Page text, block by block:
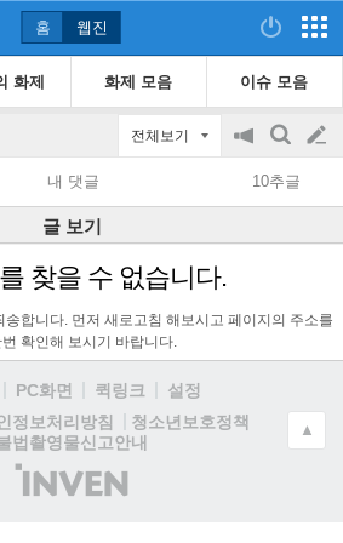
홈 웹진
화제 화제 모음 이슈 모음
전체보기
공
지
on/off
검
색
글
쓰
기
내 댓글 10추글
글 보기
찾을 수 없습니다.
합니다. 먼저 새로고침 해보시고 페이지의 주소를
확인해 보시기 바랍니다.
PC화면 퀵링크
설정
정보처리방침
청소년보호정책
법촬영물신고안내
(주)
인
▲